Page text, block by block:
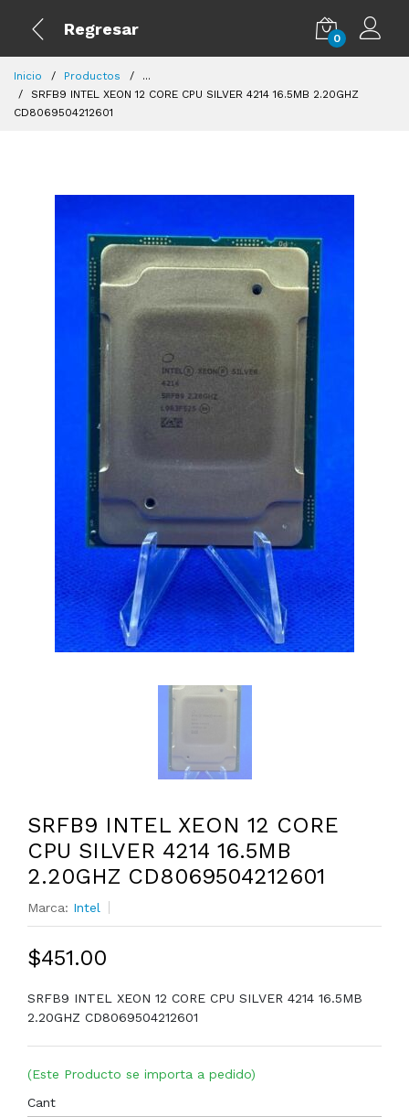
Regresar
0
Inicio Productos
...
SRFB9 INTEL XEON 12 CORE CPU SILVER 4214 16.5MB 2.20GHZ
CD8069504212601
SRFB9 INTEL XEON 12 CORE
CPU SILVER 4214 16.5MB
2.20GHZ CD8069504212601
Marca: Intel
$451.00
SRFB9 INTEL XEON 12 CORE CPU SILVER 4214 16.5MB
2.20GHZ CD8069504212601
(Este Producto se importa a pedido)
Cant